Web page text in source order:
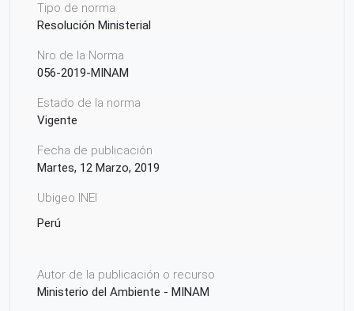
Tipo de norma
Resolución Ministerial
Nro de la Norma
056-2019-MINAM
Estado de la norma
Vigente
Fecha de publicación
Martes, 12 Marzo, 2019
Ubigeo INEI
Perú
Autor de la publicación o recurso
Ministerio del Ambiente - MINAM